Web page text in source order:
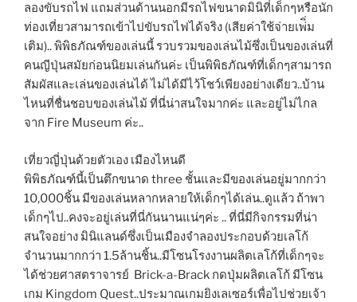
ลองขับรถไฟ แถมส่วนด้านนอกมีรถไฟขนาดมินิที่เด็กๆหรือนัก
ท่องเที่ยวสามารถเข้าไปขับรถไฟได้จริง (เสียค่าใช้จ่ายเพ่ิ่ม
เติม).. พิพิธภัณฑ์ของเล่นนี้ รวบรวมของเล่นไม้ซึ่งเป็นของเล่นที่
คนญีปุ่นสมัยก่อนนิยมเล่นกันค่ะ เป็นพิพิธภัณฑ์ที่เด็กๆสามารถ
สัมผัสและเล่นของเล่นได้ ไม่ได้มีไว้โชว์เพียงอย่างเดียว..บ้าน
ไหนที่ชื่นชอบของเล่นไม้ ที่นี่น่าสนใจมากค่ะ และอยู่ไม่ไกล
จาก Fire Museum ค่ะ..
เที่ยวญี่ปุ่นด้วยตัวเอง เมืองไหนดี
พิพิธภัณฑ์นี้เป็นตึกขนาด three ชั้นและมีของเล่นอยู่มากกว่า
10,000ชิ้น มีของเล่นหลากหลายให้เด็กๆได้เล่น..ดูแล้ว ถ้าพา
เด็กๆไป..คงจะอยู่เล่นที่นี่กันนานแน่ๆค่ะ .. ที่นี่มีกิจกรรมที่น่า
สนใจอย่าง มินิแลนด์ซึ่งเป็นเมืองจำลองประกอบด้วยเลโก้
จำนวนมากกว่า 1.5ล้านชิ้น..มีโซนโรงงานผลิตเลโก้ที่เด็กๆจะ
ได้ช่วยศาสตราจารย์ Brick-a-Brack กดปุ่มผลิตเลโก้ มีโซน
เกม Kingdom Quest..ประมาณเกมยิงเลเซอร์เพื่อไปช่วยเจ้า